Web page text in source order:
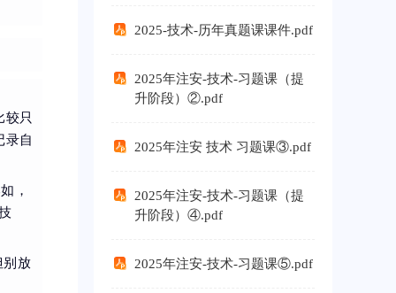
较只
录自
，
别放
2025-技术-历年真题课课件.pdf
2025年注安-技术-习题课（提
升阶段）②.pdf
2025年注安 技术 习题课③.pdf
2025年注安-技术-习题课（提
升阶段）④.pdf
2025年注安-技术-习题课⑤.pdf